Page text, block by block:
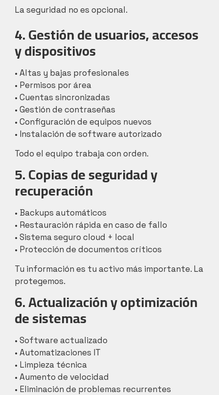
La seguridad no es opcional.
4. Gestión de usuarios, accesos
y dispositivos
• Altas y bajas profesionales
• Permisos por área
• Cuentas sincronizadas
• Gestión de contraseñas
• Configuración de equipos nuevos
• Instalación de software autorizado
Todo el equipo trabaja con orden.
5. Copias de seguridad y
recuperación
• Backups automáticos
• Restauración rápida en caso de fallo
• Sistema seguro cloud + local
• Protección de documentos críticos
Tu información es tu activo más importante. La
protegemos.
6. Actualización y optimización
de sistemas
• Software actualizado
• Automatizaciones IT
• Limpieza técnica
• Aumento de velocidad
• Eliminación de problemas recurrentes